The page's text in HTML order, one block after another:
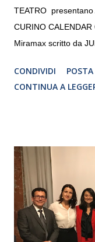
TEATRO presentano
CURINO
Miramax scritto da
CRISTINA PEZZOLI
CONDIVIDI
CONTINUA A